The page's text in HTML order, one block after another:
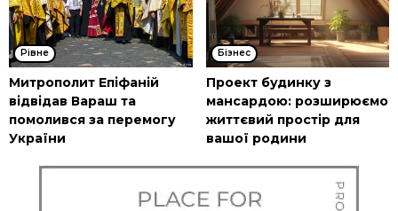
Рівне
Митрополит Епіфаній
відвідав Вараш та
помолився за перемогу
України
Бізнес
Проект будинку з
мансардою: розширюємо
життєвий простір для
вашої родини